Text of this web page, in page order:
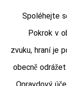
Spoléhejte
Pokrok v
zvuku, hraní je
obecně